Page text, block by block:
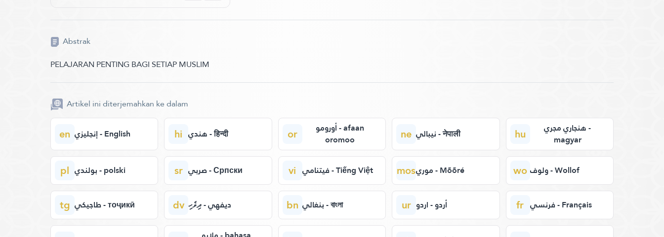
Abstrak
PELAJARAN PENTING BAGI SETIAP MUSLIM
Artikel ini diterjemahkan ke dalam
en إنجليزي - English hi هندي - हिन्दी or
أورومو - afaan
oromoo
ne نيبالي - नेपाली hu
هنجاري مجري -
magyar
pl بولندي - polski sr صربي - Српски vi فيتنامي - Tiếng Việt mos موري - Mõõré wo ولوف - Wollof
tg طاجيكي - тоҷикӣ dv ديفهي - ދިވެހި bn بنغالي - বাংলা ur أردو - اردو fr فرنسي - Français